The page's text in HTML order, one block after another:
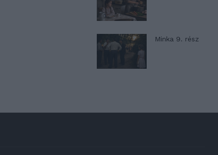
Minka 9. rész